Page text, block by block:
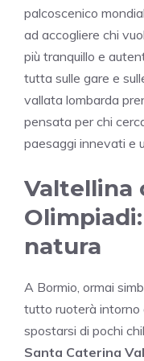
palcoscenico
ad accogliere chi
più tranquillo e
tutta sulle gare e
vallata lombarda
pensata per chi
paesaggi innevati e
Valtellina
natura
A Bormio, ormai
tutto ruoterà intorno
spostarsi di pochi
Santa Caterina